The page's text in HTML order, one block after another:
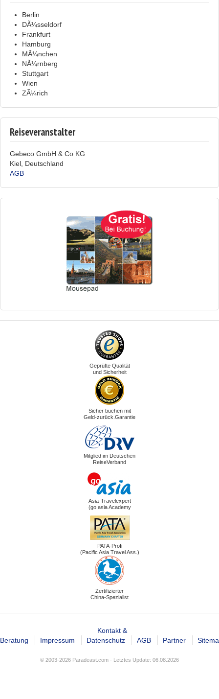
Berlin
DÃ¼sseldorf
Frankfurt
Hamburg
MÃ¼nchen
NÃ¼rnberg
Stuttgart
Wien
ZÃ¼rich
Reiseveranstalter
Gebeco GmbH & Co KG
Kiel, Deutschland
AGB
Geprüfte Qualität
und Sicherheit
Sicher buchen mit
Geld-zurück.Garantie
Mitglied im Deutschen
ReiseVerband
Asia-Travelexpert
(go asia Academy
PATA-Profi
(Pacific Asia Travel Ass.)
Zertifizierter
China-Spezialist
Kontakt &
Beratung
Impressum Datenschutz AGB Partner
© 2003-2026 Paradeast.com - Letztes Update: 06.08.2026